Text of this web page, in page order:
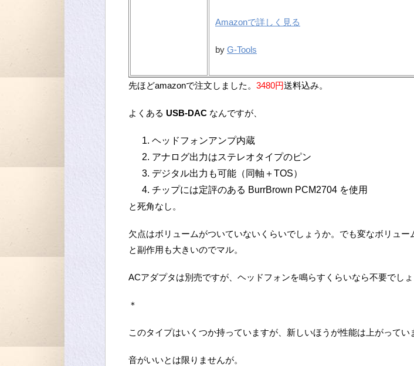
Amazonで詳しく見る
by G-Tools
先ほどamazonで注文しました。 3480円送料込み。
よくある USB-DAC なんですが、
ヘッドフォンアンプ内蔵
アナログ出力はステレオタイプのピン
デジタル出力も可能（同軸＋TOS）
チップには定評のある BurrBrown PCM2704 を使用
と死角なし。
欠点はボリュームがついていないくらいでしょうか。でも変なボリュー
と副作用も大きいのでマル。
ACアダプタは別売ですが、ヘッドフォンを鳴らすくらいなら不要でしょ
＊
このタイプはいくつか持っていますが、新しいほうが性能は上がってい
音がいいとは限りませんが。